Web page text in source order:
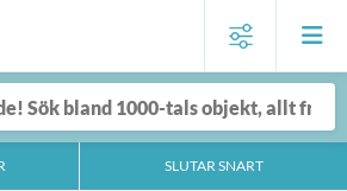
SLUTAR SNART